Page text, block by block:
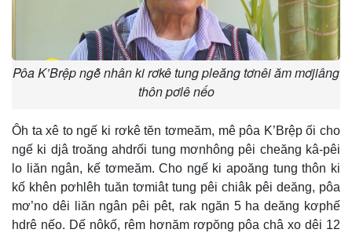
Pôa K’Brệp ngê̆ nhân ki rơkê tung pleăng tơnêi ăm mơjiâng
thôn pơlê nếo
Ôh ta xê to ngế ki rơkê tĕn tơmeăm, mê pôa K’Brệp ối cho
ngế ki djâ troăng ahdrối tung mơnhông pêi cheăng kâ-pêi
lo liăn ngân, kế tơmeăm. Cho ngế ki apoăng tung thôn ki
kố khên pơhlêh tuăn tơmiât tung pêi chiâk pêi deăng, pôa
mơ’no dêi liăn ngân pêi pêt, rak ngăn 5 ha deăng kơphế
hdrê nếo. Dế nôkố, rêm hơnăm rơpŏng pôa châ xo dêi 12